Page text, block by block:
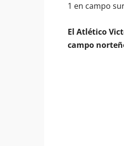
1 en campo
El Atlético
campo